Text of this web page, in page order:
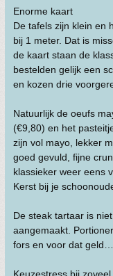
Enorme kaart
De tafels zijn klein en
bij 1 meter. Dat is
de kaart staan de
bestelden gelijk een
en kozen drie
Natuurlijk de oeufs
(€9,80) en het
zijn vol mayo, lekker
goed gevuld, fijne
klassieker weer eens
Kerst bij je
De steak tartaar is
aangemaakt.
fors en voor dat geld…